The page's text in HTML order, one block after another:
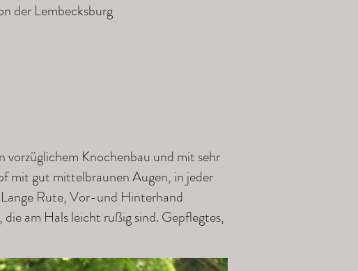
Lembecksburg
vorzüglichem Knochenbau und mit sehr
mit gut mittelbraunen Augen, in jeder
Lange Rute, Vor-und Hinterhand
am Hals leicht rußig sind. Gepflegtes,